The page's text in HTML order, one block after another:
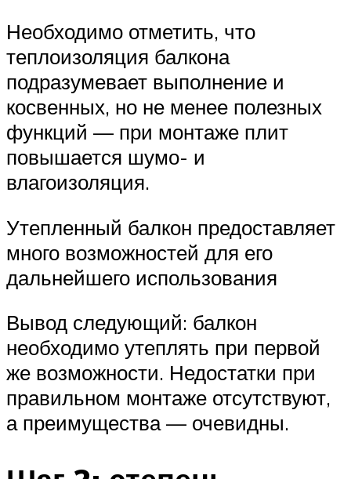
Необходимо отметить, что
теплоизоляция балкона
подразумевает выполнение и
косвенных, но не менее полезных
функций — при монтаже плит
повышается шумо- и
влагоизоляция.
Утепленный балкон предоставляет
много возможностей для его
дальнейшего использования
Вывод следующий: балкон
необходимо утеплять при первой
же возможности. Недостатки при
правильном монтаже отсутствуют,
а преимущества — очевидны.